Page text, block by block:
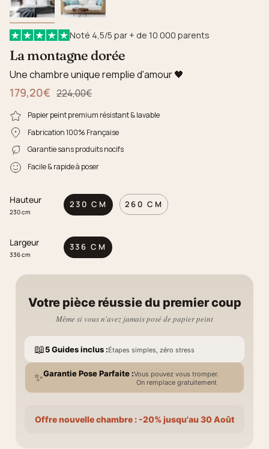
Noté 4,5/5 par + de 10 000 parents
La montagne dorée
Une chambre unique remplie d'amour 🖤
179,20€
Prix régulier224,00€
Papier peint premium résistant & lavable
Fabrication 100% Française
Garantie sans produits nocifs
Facile & rapide à poser
Hauteur
230 cm
230 CM 260 CM
Largeur
336 cm
336 CM
Votre pièce réussie du premier coup
Même si vous n'avez jamais posé de papier peint
📖5 Guides inclus :Étapes simples, zéro stress
✨Garantie Pose Parfaite :Vous pouvez vous tromper.
On remplace gratuitement
Offre nouvelle chambre : -20% jusqu'au 30 Août